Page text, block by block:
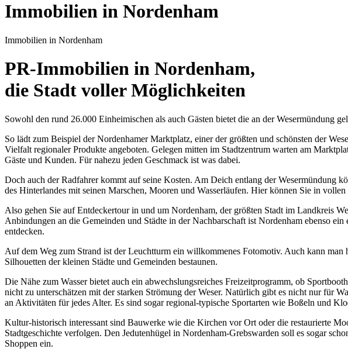
Immobilien in Nordenham
Immobilien in Nordenham
PR-Immobilien in Nordenham,
die Stadt voller Möglichkeiten
Sowohl den rund 26.000 Einheimischen als auch Gästen bietet die an der Wesermündung
So lädt zum Beispiel der Nordenhamer Marktplatz, einer der größten und schönsten der
Vielfalt regionaler Produkte angeboten. Gelegen mitten im Stadtzentrum warten am
Gäste und Kunden. Für nahezu jeden Geschmack ist was dabei.
Doch auch der Radfahrer kommt auf seine Kosten. Am Deich entlang der Wesermündung
des Hinterlandes mit seinen Marschen, Mooren und Wasserläufen. Hier können Sie in
Also gehen Sie auf Entdeckertour in und um Nordenham, der größten Stadt im Landkreis
Anbindungen an die Gemeinden und Städte in der Nachbarschaft ist Nordenham ebenso
entdecken.
Auf dem Weg zum Strand ist der Leuchtturm ein willkommenes Fotomotiv. Auch kann
Silhouetten der kleinen Städte und Gemeinden bestaunen.
Die Nähe zum Wasser bietet auch ein abwechslungsreiches Freizeitprogramm, ob
nicht zu unterschätzen mit der starken Strömung der Weser. Natürlich gibt es nicht nur für
an Aktivitäten für jedes Alter. Es sind sogar regional-typische Sportarten wie Boßeln und
Kultur-historisch interessant sind Bauwerke wie die Kirchen vor Ort oder die restaurierte
Stadtgeschichte verfolgen. Den Jedutenhügel in Nordenham-Grebswarden soll es sogar
Shoppen ein.